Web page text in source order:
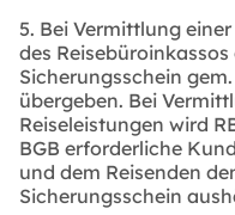
5. Bei Vermittlung
des
Sicherungsschein
übergeben. Bei
Reiseleistungen wird
BGB erforderliche
und dem Reisenden
Sicherungsschein